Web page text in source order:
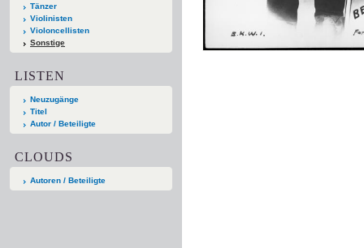
Tänzer
Violinisten
Violoncellisten
Sonstige
LISTEN
Neuzugänge
Titel
Autor / Beteiligte
CLOUDS
Autoren / Beteiligte